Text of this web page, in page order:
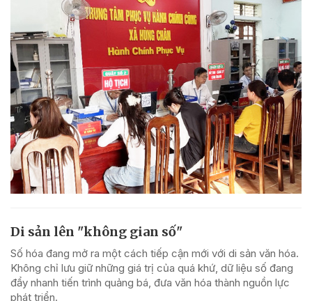
Di sản lên "không gian số"
Số hóa đang mở ra một cách tiếp cận mới với di sản văn hóa.
Không chỉ lưu giữ những giá trị của quá khứ, dữ liệu số đang
đẩy nhanh tiến trình quảng bá, đưa văn hóa thành nguồn lực
phát triển.